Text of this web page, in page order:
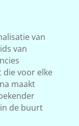
van
van
voor elke
maakt
de buurt